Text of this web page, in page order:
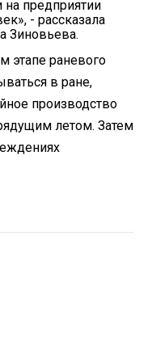
предприятии
- рассказала
Зиновьева.
этапе раневого
в ране,
производство
летом. Затем